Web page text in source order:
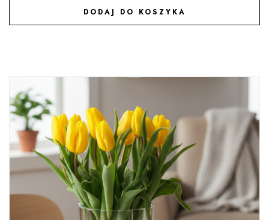
DODAJ DO KOSZYKA
DODAJ DO ULUBIONYCH